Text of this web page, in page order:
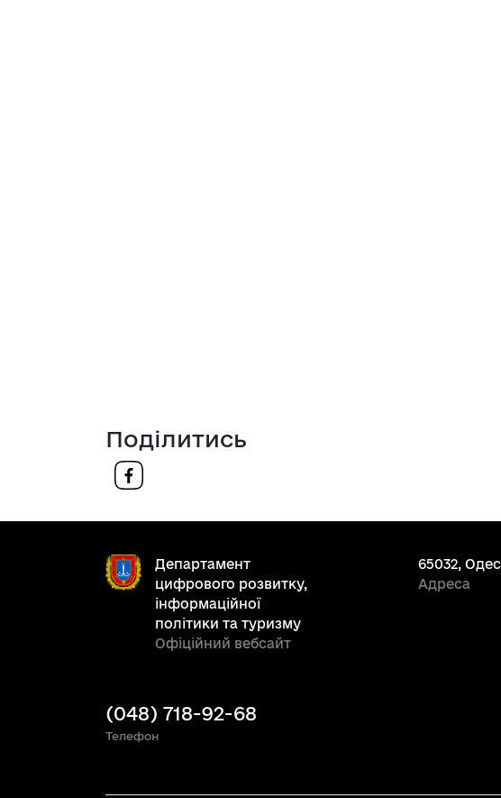
Поділитись
Департамент
цифрового розвитку,
інформаційної
політики та туризму
Офіційний вебсайт
65032,
Адреса
(048) 718-92-68
Телефон